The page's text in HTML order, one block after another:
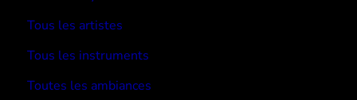
Tous les artistes
Tous les instruments
Toutes les ambiances